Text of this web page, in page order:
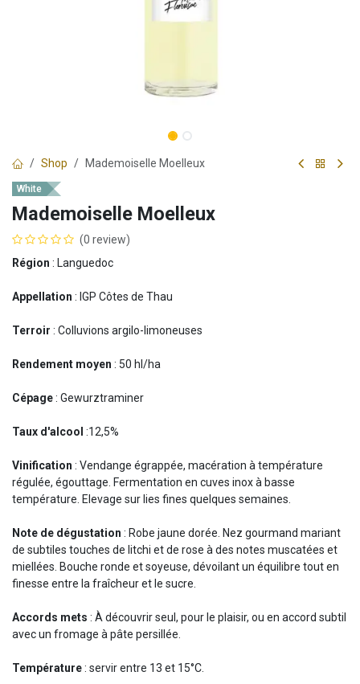
Shop Mademoiselle Moelleux
White
Mademoiselle Moelleux
(0 review)
Région : Languedoc
Appellation : IGP Côtes de Thau
Terroir : Colluvions argilo-limoneuses
Rendement moyen : 50 hl/ha
Cépage: Gewurztraminer
Taux d'alcool :12,5%
Vinification : Vendange égrappée, macération à température
régulée, égouttage. Fermentation en cuves inox à basse
température. Elevage sur lies fines quelques semaines.
Note de dégustation : Robe jaune dorée. Nez gourmand mariant
de subtiles touches de litchi et de rose à des notes muscatées et
miellées. Bouche ronde et soyeuse, dévoilant un équilibre tout en
finesse entre la fraîcheur et le sucre.
Accords mets : À découvrir seul, pour le plaisir, ou en accord subtil
avec un fromage à pâte persillée.
Température: servir entre 13 et 15°C.